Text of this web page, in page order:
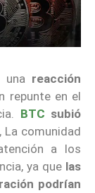
una reacción
repunte en el
BTC subió
, La comunidad
a los
ya que las
podrían